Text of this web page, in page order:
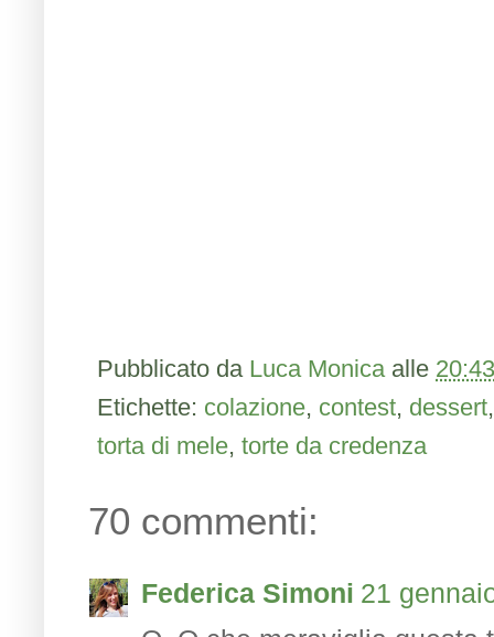
Pubblicato da Luca Monica alle 20:43
Etichette: colazione, contest, dessert
torta di mele, torte da credenza
70 commenti:
Federica Simoni 21